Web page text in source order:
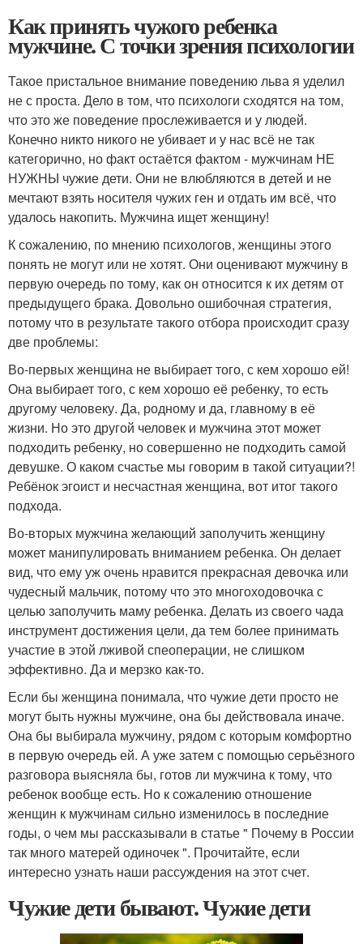
Как принять чужого ребенка
мужчине. С точки зрения психологии
Такое пристальное внимание поведению льва я уделил
не с проста. Дело в том, что психологи сходятся на том,
что это же поведение прослеживается и у людей.
Конечно никто никого не убивает и у нас всё не так
категорично, но факт остаётся фактом - мужчинам НЕ
НУЖНЫ чужие дети. Они не влюбляются в детей и не
мечтают взять носителя чужих ген и отдать им всё, что
удалось накопить. Мужчина ищет женщину!
К сожалению, по мнению психологов, женщины этого
понять не могут или не хотят. Они оценивают мужчину в
первую очередь по тому, как он относится к их детям от
предыдущего брака. Довольно ошибочная стратегия,
потому что в результате такого отбора происходит сразу
две проблемы:
Во-первых женщина не выбирает того, с кем хорошо ей!
Она выбирает того, с кем хорошо её ребенку, то есть
другому человеку. Да, родному и да, главному в её
жизни. Но это другой человек и мужчина этот может
подходить ребенку, но совершенно не подходить самой
девушке. О каком счастье мы говорим в такой ситуации?!
Ребёнок эгоист и несчастная женщина, вот итог такого
подхода.
Во-вторых мужчина желающий заполучить женщину
может манипулировать вниманием ребенка. Он делает
вид, что ему уж очень нравится прекрасная девочка или
чудесный мальчик, потому что это многоходовочка с
целью заполучить маму ребенка. Делать из своего чада
инструмент достижения цели, да тем более принимать
участие в этой лживой спеоперации, не слишком
эффективно. Да и мерзко как-то.
Если бы женщина понимала, что чужие дети просто не
могут быть нужны мужчине, она бы действовала иначе.
Она бы выбирала мужчину, рядом с которым комфортно
в первую очередь ей. А уже затем с помощью серьёзного
разговора выясняла бы, готов ли мужчина к тому, что
ребенок вообще есть. Но к сожалению отношение
женщин к мужчинам сильно изменилось в последние
годы, о чем мы рассказывали в статье " Почему в России
так много матерей одиночек ". Прочитайте, если
интересно узнать наши рассуждения на этот счет.
Чужие дети бывают. Чужие дети